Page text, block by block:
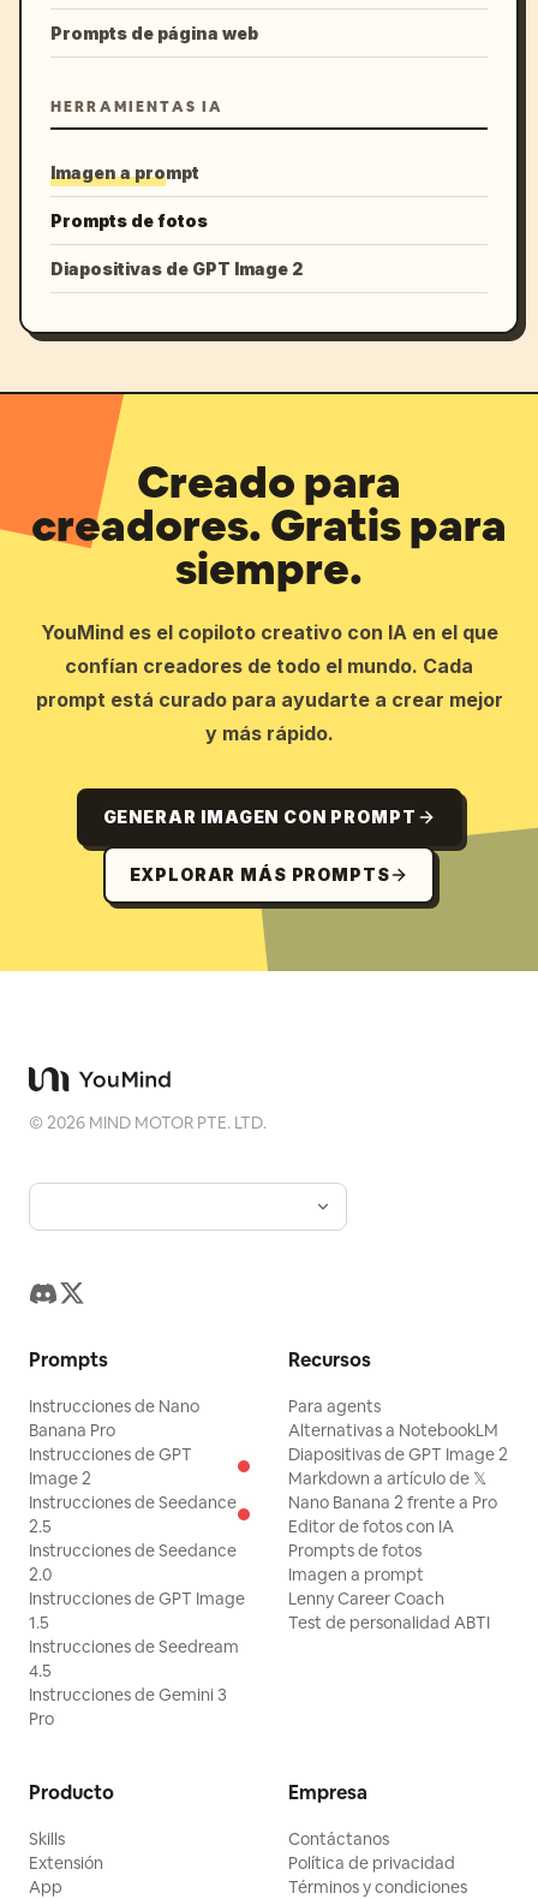
Prompts de página web
HERRAMIENTAS IA
Imagen a prompt
Prompts de fotos
Diapositivas de GPT Image 2
Creado para
creadores. Gratis para
siempre.
YouMind es el copiloto creativo con IA en el que
confían creadores de todo el mundo. Cada
prompt está curado para ayudarte a crear mejor
y más rápido.
GENERAR IMAGEN CON PROMPT
EXPLORAR MÁS PROMPTS
©2026 MIND MOTOR PTE. LTD.
Prompts
Instrucciones de Nano
Banana Pro
Instrucciones de GPT
Image 2
Instrucciones de Seedance
2.5
Instrucciones de Seedance
2.0
Instrucciones de GPT Image
1.5
Instrucciones de Seedream
4.5
Instrucciones de Gemini 3
Pro
Recursos
Para agents
Alternativas a NotebookLM
Diapositivas de GPT Image 2
Markdown a artículo de 𝕏
Nano Banana 2 frente a Pro
Editor de fotos con IA
Prompts de fotos
Imagen a prompt
Lenny Career Coach
Test de personalidad ABTI
Producto
Skills
Extensión
App
Empresa
Contáctanos
Política de privacidad
Términos y condiciones